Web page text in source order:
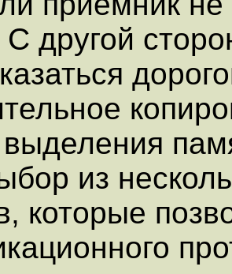
другой
выделения
из
которые